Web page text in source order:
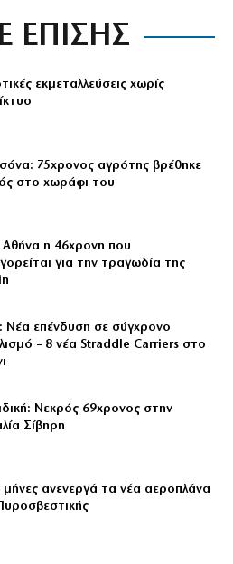
ΕΠΙΣΗΣ
εκμεταλλεύσεις χωρίς
75χρονος αγρότης βρέθηκε
στο χωράφι του
Αθήνα η 46χρονη που
για την τραγωδία της
επένδυση σε σύγχρονο
– 8 νέα Straddle Carriers στο
Νεκρός 69χρονος στην
Σίβηρη
μήνες ανενεργά τα νέα αεροπλάνα